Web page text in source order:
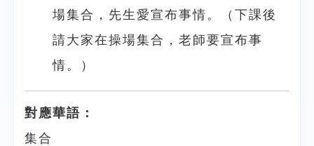
場集合，先生愛宣布事情。（下課後
請大家在操場集合，老師要宣布事
情。）
對應華語：
集合